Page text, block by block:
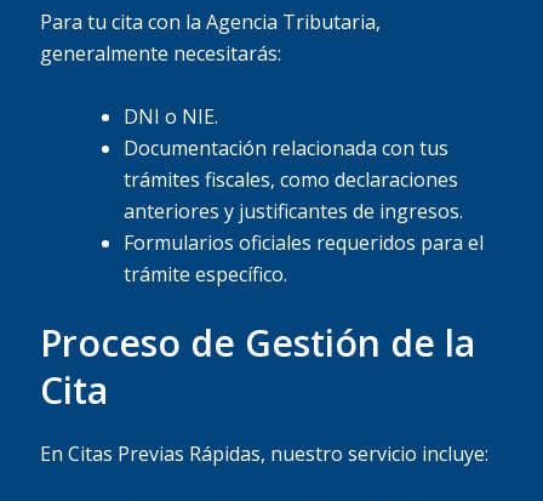
Para tu cita con la Agencia Tributaria,
generalmente necesitarás:
DNI o NIE.
Documentación relacionada con tus
trámites fiscales, como declaraciones
anteriores y justificantes de ingresos.
Formularios oficiales requeridos para el
trámite específico.
Proceso de Gestión de la
Cita
En Citas Previas Rápidas, nuestro servicio incluye: